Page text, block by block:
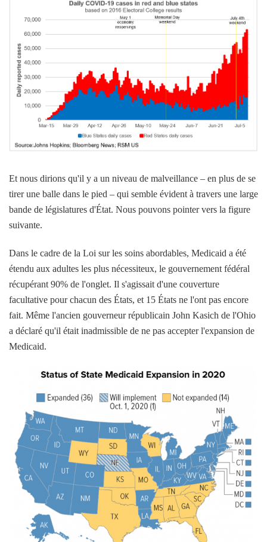
Et nous dirions qu'il y a un niveau de malveillance – en plus de se
tirer une balle dans le pied – qui semble évident à travers une large
bande de législatures d'État. Nous pouvons pointer vers la figure
suivante.
Dans le cadre de la Loi sur les soins abordables, Medicaid a été
étendu aux adultes les plus nécessiteux, le gouvernement fédéral
récupérant 90% de l'onglet. Il s'agissait d'une couverture
facultative pour chacun des États, et 15 États ne l'ont pas encore
fait. Même l'ancien gouverneur républicain John Kasich de l'Ohio
a déclaré qu'il était inadmissible de ne pas accepter l'expansion de
Medicaid.